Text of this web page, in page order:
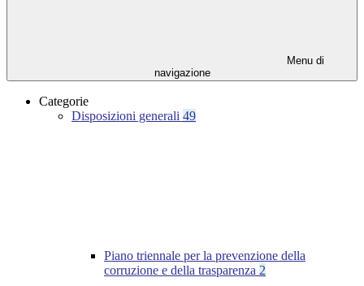
Menu di
navigazione
Categorie
Disposizioni generali 49
Piano triennale per la prevenzione della
corruzione e della trasparenza 2